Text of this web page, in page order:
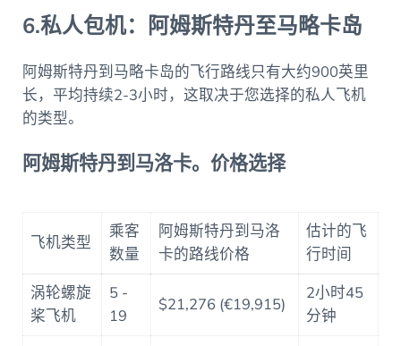
6.私人包机：阿姆斯特丹至马略卡岛
阿姆斯特丹到马略卡岛的飞行路线只有大约900英里
长，平均持续2-3小时，这取决于您选择的私人飞机
的类型。
阿姆斯特丹到马洛卡。价格选择
飞机类型
乘客
数量
阿姆斯特丹到马洛
卡的路线价格
估计的飞
行时间
涡轮螺旋
桨飞机
5 -
19
$21,276 (€19,915)
2小时45
分钟